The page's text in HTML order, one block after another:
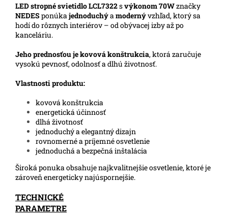
LED stropné svietidlo LCL7322svýkonom 70Wznačky
NEDES ponúkajednoduchýamodernývzhľad, ktorý sa
hodí do rôznych interiérov – od obývacej izby až po
kanceláriu.
Jeho prednosťou je kovová konštrukcia, ktorá zaručuje
vysokú pevnosť, odolnosť a dlhú životnosť.
Vlastnosti produktu:
kovová konštrukcia
energetická účinnosť
dlhá životnosť
jednoduchý a elegantný dizajn
rovnomerné a príjemné osvetlenie
jednoduchá a bezpečná inštalácia
Široká ponuka obsahuje najkvalitnejšie osvetlenie, ktoré je
zároveň energeticky najúspornejšie.
TECHNICKÉ
PARAMETRE